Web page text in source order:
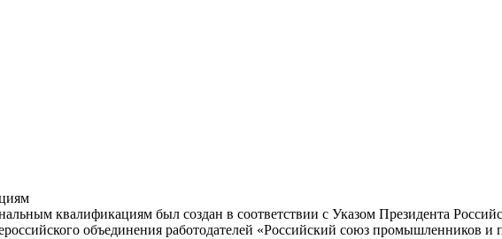
квалификациям был создан в соответствии с Указом Президента
объединения работодателей «Российский союз промышленников и